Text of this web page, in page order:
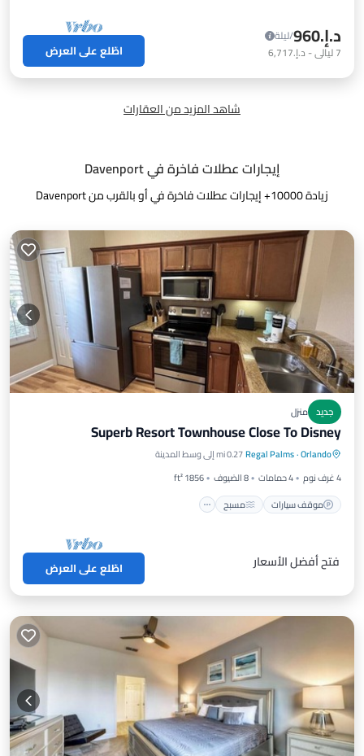
د.إ.‏960
/ليلة
7ليالي- د.إ.‏6,717 اطّلع على العرض
شاهد المزيد من العقارات
إيجارات عطلات فاخرة في Davenport
زيادة10000+ إيجارات عطلات فاخرة في أو بالقرب من Davenport
جديد منزل
Superb Resort Townhouse Close To Disney
Orlando
·
Regal Palms0.27 mi إلى وسط المدينة
4 غرف نوم
4 حمامات 8 الضيوف
1856 ft²
موقف سيارات
مسبح
موقف سيارات مسبح
شرفة / تراس
مطبخ
فتح أفضل الأسعار اطّلع على العرض